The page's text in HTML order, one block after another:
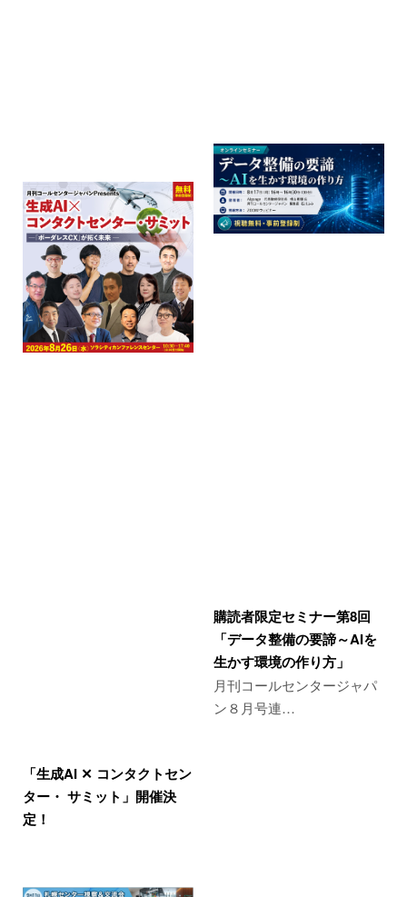
「生成AI ✕ コンタクトセン
ター・ サミット」開催決
定！
購読者限定セミナー第8回
「データ整備の要諦～AIを
生かす環境の作り方」
月刊コールセンタージャパ
ン８月号連…